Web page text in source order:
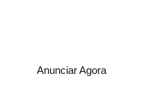
Anunciar Agora